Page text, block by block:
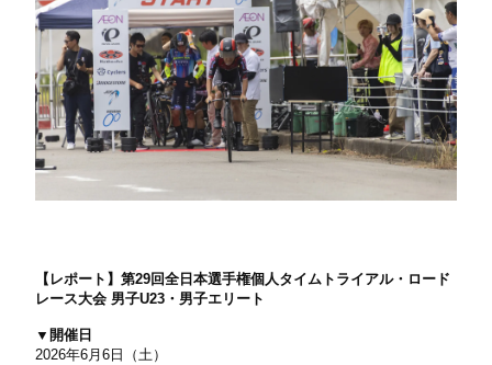
【レポート】第29回全日本選手権個人タイムトライアル・ロード
レース大会 男子U23・男子エリート
▼開催日
2026年6月6日（土）